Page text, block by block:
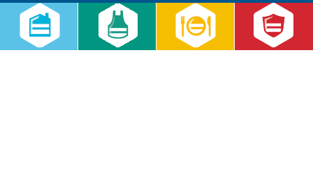
Gebäudeservice
Hauswirtschaft